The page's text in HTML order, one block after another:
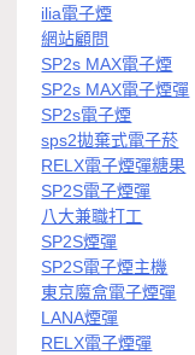
ilia電子煙
網站顧問
SP2s MAX電子煙
SP2s MAX電子煙彈
SP2s電子煙
sps2拋棄式電子菸
RELX電子煙彈糖果
SP2S電子煙彈
八大兼職打工
SP2S煙彈
SP2S電子煙主機
東京魔盒電子煙彈
LANA煙彈
RELX電子煙彈